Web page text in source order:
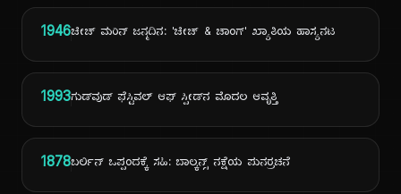
1946ಚೀಚ್ ಮರಿನ್ ಜನ್ಮದಿನ: 'ಚೀಚ್ & ಚಾಂಗ್' ಖ್ಯಾತಿಯ ಹಾಸ್ಯನಟ
1993ಗುಡ್‌ವುಡ್ ಫೆಸ್ಟಿವಲ್ ಆಫ್ ಸ್ಪೀಡ್‌ನ ಮೊದಲ ಆವೃತ್ತಿ
1878ಬರ್ಲಿನ್ ಒಪ್ಪಂದಕ್ಕೆ ಸಹಿ: ಬಾಲ್ಕನ್ಸ್ ನಕ್ಷೆಯ ಪುನರ್ರಚನೆ